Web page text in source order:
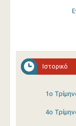
Ιστορικό
1o
4o